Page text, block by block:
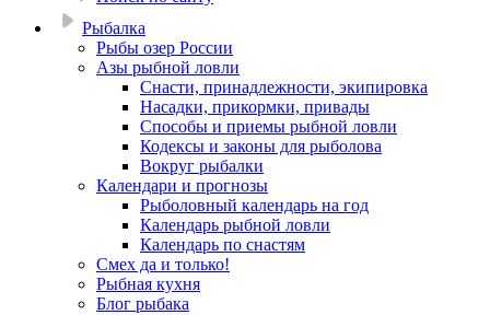
Рыбалка
Рыбы озер России
Азы рыбной ловли
Снасти, принадлежности, экипировка
Насадки, прикормки, привады
Способы и приемы рыбной ловли
Кодексы и законы для рыболова
Вокруг рыбалки
Календари и прогнозы
Рыболовный календарь на год
Календарь рыбной ловли
Календарь по снастям
Смех да и только!
Рыбная кухня
Блог рыбака